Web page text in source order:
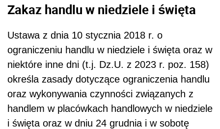
Zakaz handlu w niedziele i święta
Ustawa z dnia 10 stycznia 2018 r. o
ograniczeniu handlu w niedziele i święta oraz w
niektóre inne dni (t.j. Dz.U. z 2023 r. poz. 158)
określa zasady dotyczące ograniczenia handlu
oraz wykonywania czynności związanych z
handlem w placówkach handlowych w niedziele
i święta oraz w dniu 24 grudnia i w sobotę